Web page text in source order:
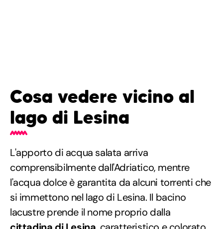
Cosa vedere vicino al
lago di Lesina
L'apporto di acqua salata arriva
comprensibilmente dall'Adriatico, mentre
l'acqua dolce è garantita da alcuni torrenti che
si immettono nel lago di Lesina. Il bacino
lacustre prende il nome proprio dalla